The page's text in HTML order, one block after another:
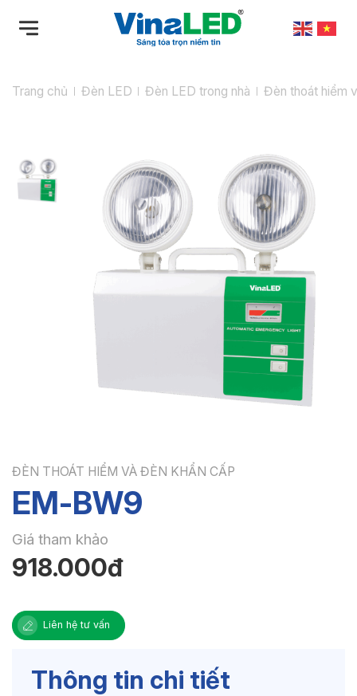
qua
dungTrang chủ Đèn LED Đèn LED trong nhà Đèn thoát hiểm
ĐÈN THOÁT HIỂM VÀ ĐÈN KHẨN CẤP
EM-BW9
Giá tham khảo
918.000đ
Liên hệ tư vấn
Thông tin chi tiết